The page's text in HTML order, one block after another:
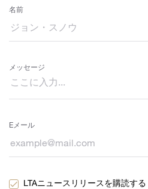
名前
メッセージ
Eメール
LTAニュースリリースを購読する